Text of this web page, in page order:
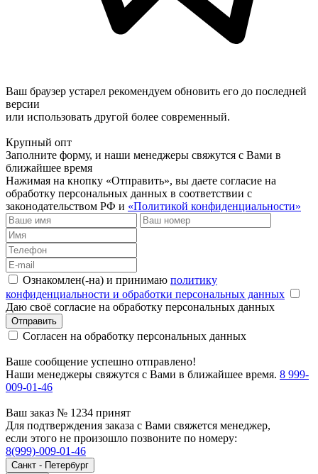
Ваш браузер устарел рекомендуем обновить его до последней
версии
или использовать другой более современный.
Крупный опт
Заполните форму, и наши менеджеры свяжутся с Вами в
ближайшее время
Нажимая на кнопку «Отправить», вы даете согласие на
обработку персональных данных в соответствии с
законодательством РФ и «Политикой конфиденциальности»
Ознакомлен(-на) и принимаю политику
конфиденциальности и обработки персональных данных
Даю своё согласие на обработку персональных данных
Отправить
Согласен на обработку персональных данных
Ваше сообщение успешно отправлено!
Наши менеджеры свяжутся с Вами в ближайшее время. 8 999-
009-01-46
Ваш заказ № 1234 принят
Для подтверждения заказа с Вами свяжется менеджер,
если этого не произошло позвоните по номеру:
8(999)-009-01-46
Санкт - Петербург